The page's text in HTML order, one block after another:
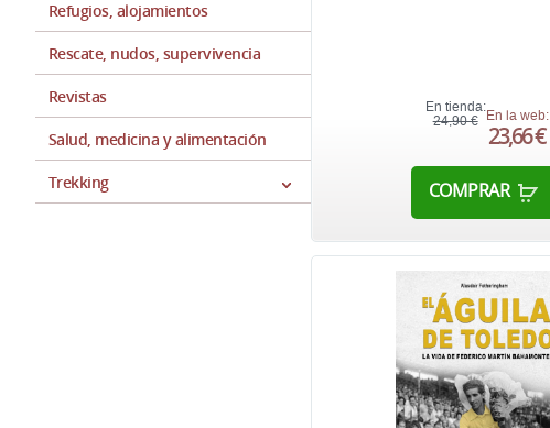
Refugios, alojamientos
Rescate, nudos, supervivencia
Revistas
Salud, medicina y alimentación
Trekking
En tienda:
24,90 € En la web:
23,66 €
COMPRAR